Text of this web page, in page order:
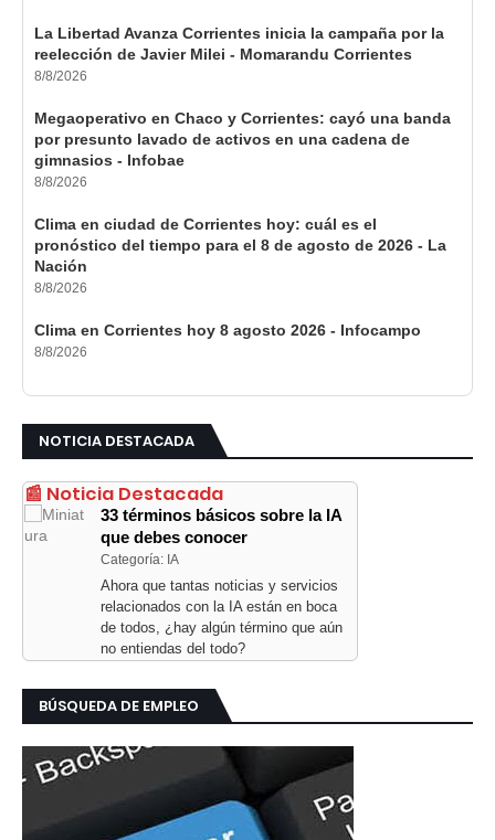
La Libertad Avanza Corrientes inicia la campaña por la
reelección de Javier Milei - Momarandu Corrientes
8/8/2026
Megaoperativo en Chaco y Corrientes: cayó una banda
por presunto lavado de activos en una cadena de
gimnasios - Infobae
8/8/2026
Clima en ciudad de Corrientes hoy: cuál es el
pronóstico del tiempo para el 8 de agosto de 2026 - La
Nación
8/8/2026
Clima en Corrientes hoy 8 agosto 2026 - Infocampo
8/8/2026
NOTICIA DESTACADA
📰 Noticia Destacada
33 términos básicos sobre la IA
que debes conocer
Categoría: IA
Ahora que tantas noticias y servicios
relacionados con la IA están en boca
de todos, ¿hay algún término que aún
no entiendas del todo?
BÚSQUEDA DE EMPLEO